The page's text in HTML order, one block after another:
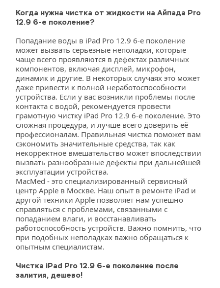
Когда нужна чистка от жидкости на Айпада Pro
12.9 6-е поколение?
Попадание воды в iPad Pro 12.9 6-е поколение
может вызвать серьезные неполадки, которые
чаще всего проявляются в дефектах различных
компонентов, включая дисплей, микрофон,
динамик и другие. В некоторых случаях это может
даже привести к полной неработоспособности
устройства. Если у вас возникли проблемы после
контакта с водой, рекомендуется провести
грамотную чистку iPad Pro 12.9 6-е поколение. Это
сложная процедура, и лучше всего доверить её
профессионалам. Правильная чистка поможет вам
сэкономить значительные средства, так как
некорректное вмешательство может впоследствии
вызвать разнообразные дефекты при дальнейшей
эксплуатации устройства.
MacMed - это специализированный сервисный
центр Apple в Москве. Наш опыт в ремонте iPad и
другой техники Apple позволяет нам успешно
справляться с проблемами, связанными с
попаданием влаги, и восстанавливать
работоспособность устройств. Важно помнить, что
при подобных неполадках важно обращаться к
опытным специалистам.
Чистка iPad Pro 12.9 6-е поколение после
залития, дешево!